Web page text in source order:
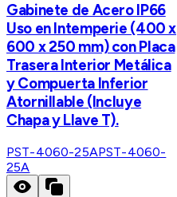
Gabinete de Acero IP66
Uso en Intemperie (400 x
600 x 250 mm) con Placa
Trasera Interior Metálica
y Compuerta Inferior
Atornillable (Incluye
Chapa y Llave T).
PST-4060-25APST-4060-
25A